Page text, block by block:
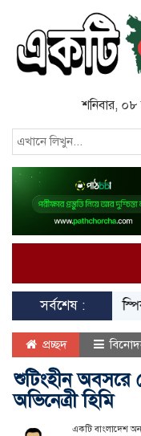
শনিবার,
সর্বশেষ :স্পিকারের
প্রচ্ছদ
শুটিংহীন অবসরে
অভিনেত্রী হিমি
একটি বাংলাদেশ